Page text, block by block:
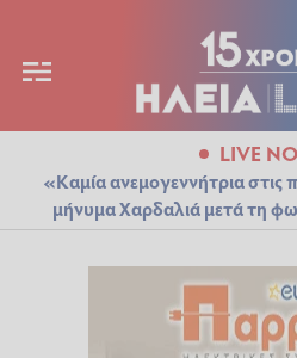
LIVE
«Καμία ανεμογεννήτρια στις
μήνυμα Χαρδαλιά μετά τη